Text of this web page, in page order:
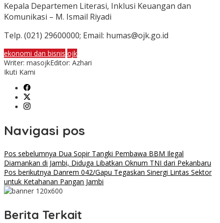
Kepala Departemen Literasi, Inklusi Keuangan dan
Komunikasi – M. Ismail Riyadi
Telp. (021) 29600000; Email: humas@ojk.go.id
ekonomi dan bisnis ojk
Writer: masojkEditor: Azhari
Ikuti Kami
Navigasi pos
Pos sebelumnya Dua Sopir Tangki Pembawa BBM Ilegal
Diamankan di Jambi, Diduga Libatkan Oknum TNI dari Pekanbaru
Pos berikutnya Danrem 042/Gapu Tegaskan Sinergi Lintas Sektor
untuk Ketahanan Pangan Jambi
Berita Terkait